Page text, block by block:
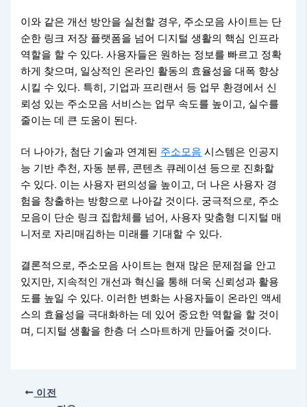
이와 같은 개선 방안을 실천할 경우, 주소모음 사이트는 단
순한 링크 저장 플랫폼을 넘어 디지털 생활의 핵심 인프라
역할을 할 수 있다. 사용자들은 원하는 정보를 빠르고 정확
하게 찾으며, 일상적인 온라인 활동의 효율성을 대폭 향상
시킬 수 있다. 특히, 기업과 프리랜서 등 업무 환경에서 신
뢰성 있는 주소모음 서비스는 업무 속도를 높이고, 실수를
줄이는 데 큰 도움이 된다.
더 나아가, 첨단 기술과 연계된 주소모음 시스템은 인공지
능 기반 추천, 자동 분류, 콘텐츠 큐레이션 등으로 진화할
수 있다. 이는 사용자 편의성을 높이고, 더 나은 사용자 경
험을 창출하는 방향으로 나아갈 것이다. 궁극적으로, 주소
모음이 단순 링크 집합체를 넘어, 사용자 맞춤형 디지털 매
니저로 자리매김하는 미래를 기대할 수 있다.
결론적으로, 주소모음 사이트는 현재 많은 문제점을 안고
있지만, 지속적인 개선과 혁신을 통해 더욱 신뢰성과 활용
도를 높일 수 있다. 이러한 변화는 사용자들이 온라인 액세
스의 효율성을 극대화하는 데 있어 중요한 역할을 할 것이
며, 디지털 생활을 한층 더 스마트하게 만들어줄 것이다.
이전